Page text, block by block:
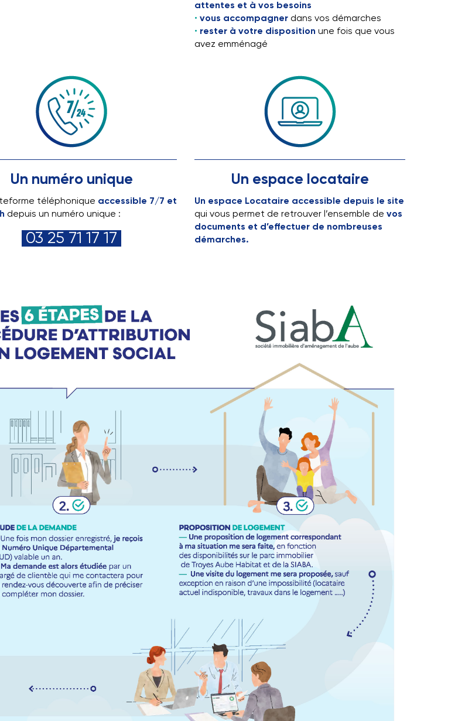
attentes et à vos besoins
vous accompagner dans vos démarches
rester à votre disposition une fois que vous
avez emménagé
Un numéro unique
téléphonique accessible 7/7 et
depuis un numéro unique :
03 25 71 17 17
Un espace locataire
Un espace Locataire accessible depuis le site
qui vous permet de retrouver l’ensemble de vos
documents et d’effectuer de nombreuses
démarches.